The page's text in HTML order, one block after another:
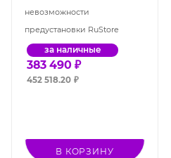
невозможности
предустановки RuStore
за наличные
383 490 ₽
452 518.20 ₽
В КОРЗИНУ